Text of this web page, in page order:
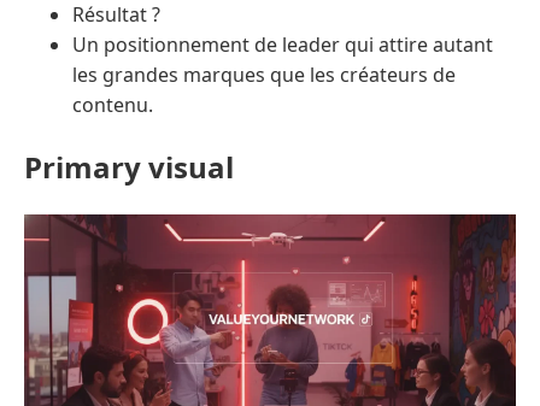
Résultat ?
Un positionnement de leader qui attire autant
les grandes marques que les créateurs de
contenu.
Primary visual